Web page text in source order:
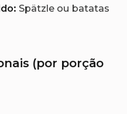
Spätzle ou batatas
(por porção